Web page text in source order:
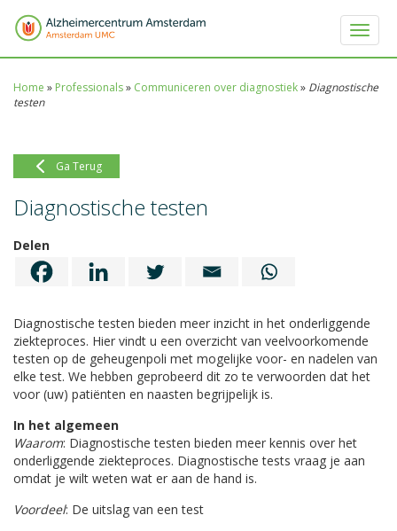
Toggle
Home » Professionals» Communiceren over diagnostiek» Diagnostische
testen
Ga Terug
Diagnostische testen
Delen
Diagnostische testen bieden meer inzicht in het onderliggende
ziekteproces. Hier vindt u een overzicht van veelvoorkomende
testen op de geheugenpoli met mogelijke voor- en nadelen van
elke test. We hebben geprobeerd dit zo te verwoorden dat het
voor (uw) patiënten en naasten begrijpelijk is.
In het algemeen
Waarom: Diagnostische testen bieden meer kennis over het
onderliggende ziekteproces. Diagnostische tests vraag je aan
omdat je wilt weten wat er aan de hand is.
Voordeel: De uitslag van een test